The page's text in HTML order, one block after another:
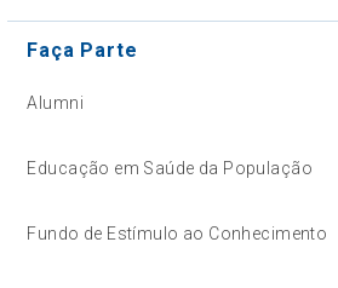
Faça Parte
Alumni
Educação em Saúde da População
Fundo de Estímulo ao Conhecimento